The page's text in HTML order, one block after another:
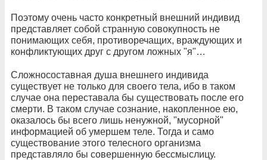
Поэтому очень часто конкретный внешний индивид
представляет собой странную совокупность не
понимающих себя, противоречащих, враждующих и
конфликтующих друг с другом ложных "я"…
Сложносоставная душа внешнего индивида
существует не только для своего тела, ибо в таком
случае она переставала бы существовать после его
смерти. В таком случае сознание, накопленное ею,
оказалось бы всего лишь ненужной, "мусорной"
информацией об умершем теле. Тогда и само
существование этого телесного организма
представляло бы совершенную бессмыслицу.